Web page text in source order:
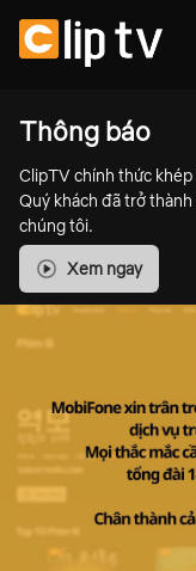
Thông báo
ClipTV chính thức
Quý khách đã trở
chúng tôi.
Xem ngay